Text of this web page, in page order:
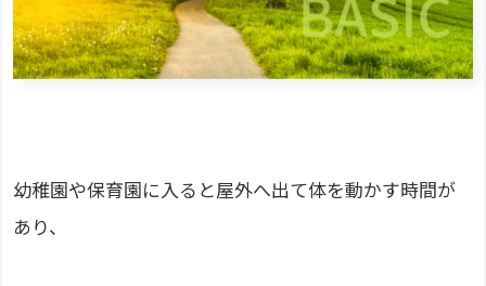
幼稚園や保育園に入ると屋外へ出て体を動かす時間が
あり、